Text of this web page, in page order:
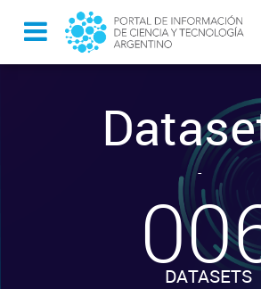
-
DATASETS